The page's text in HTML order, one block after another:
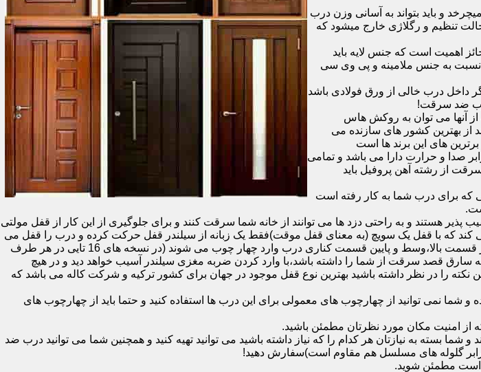
و باید بتواند به آسانی وزن درب
تنظیم و رگلاژی خارج میشود که
اهمیت است که جنس لایه باید
نسبت به جنس ملامینه و پی وی سی
داخل درب خالی از ورق فولادی باشد
درب ضد سرقت!
آنها می توان به روکش هاس
از بهترین کشور های سازنده می
های این برند ها است
صدا و حرارت دارا می باشد و تمامی
از رشته آهن پروفیل باید
که برای درب شما به کار رفته است
هستند و به راحتی دزد ها می توانند از خانه شما سرقت کنند و برای جلوگیری از این کار از قفل مولتی
موجود است و به این طریق کار می کند که با قفل یک سویچ (به معنای قفل موقت)فقط یک زبانه از سیلندر قفل حرکت کرده و درب را قفل می
کند و در دو با قفل سویچ (در قفل های 20 تایی )پنج زبانه از قسمت بالای درب،پانزده زبانه هم از قسمت بالا،وسط و پایین قسمت کناری درب وارد چهار چوب می شوند (در نسخه های 16 تایی در هر طرف
که سارق قصد سرقت از شما را داشته باشد،با وارد کردن ضربه مغزی سیلندر آسیب خواهد دید و در هیچ
نکته را در نظر داشته باشید بهترین نوع قفل موجود در جهان برای کشور ترکیه و شرکت کاله می باشد که
توانید از چهارچوب های معمولی برای این درب ها استفاده کنید و حتما باید از چهارچوب های
امنیت مکان مورد نظرتان مطمئن باشید.
به نیازتان هر کدام را که نیاز داشته باشید می توانید تهیه کنید و همچنین شما می توانید درب ضد
گلوله های مسلسل هم مقاوم است)سفارش دهید!
است مطمئن شوید.